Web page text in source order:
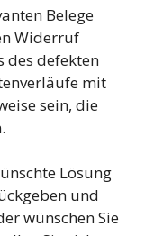
Belege
Widerruf
des defekten
mit
sein, die
Lösung
und
wünschen Sie